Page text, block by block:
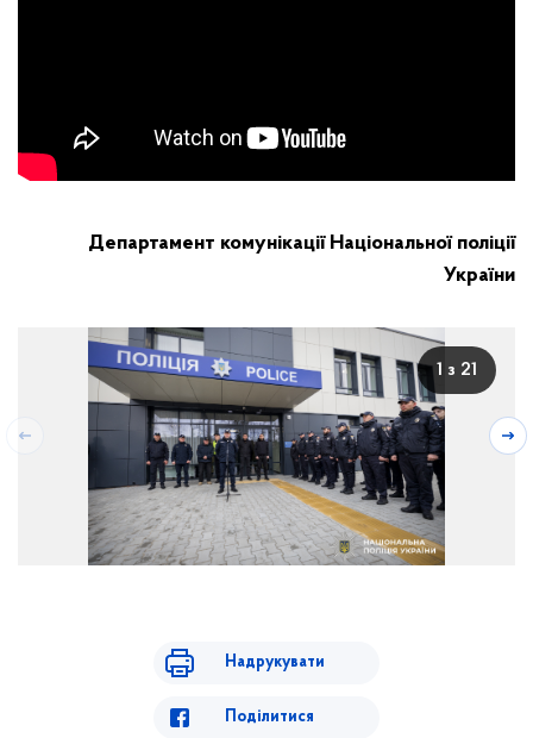
Департамент комунікації Національної поліції
України
1 з 21
Надрукувати
Поділитися